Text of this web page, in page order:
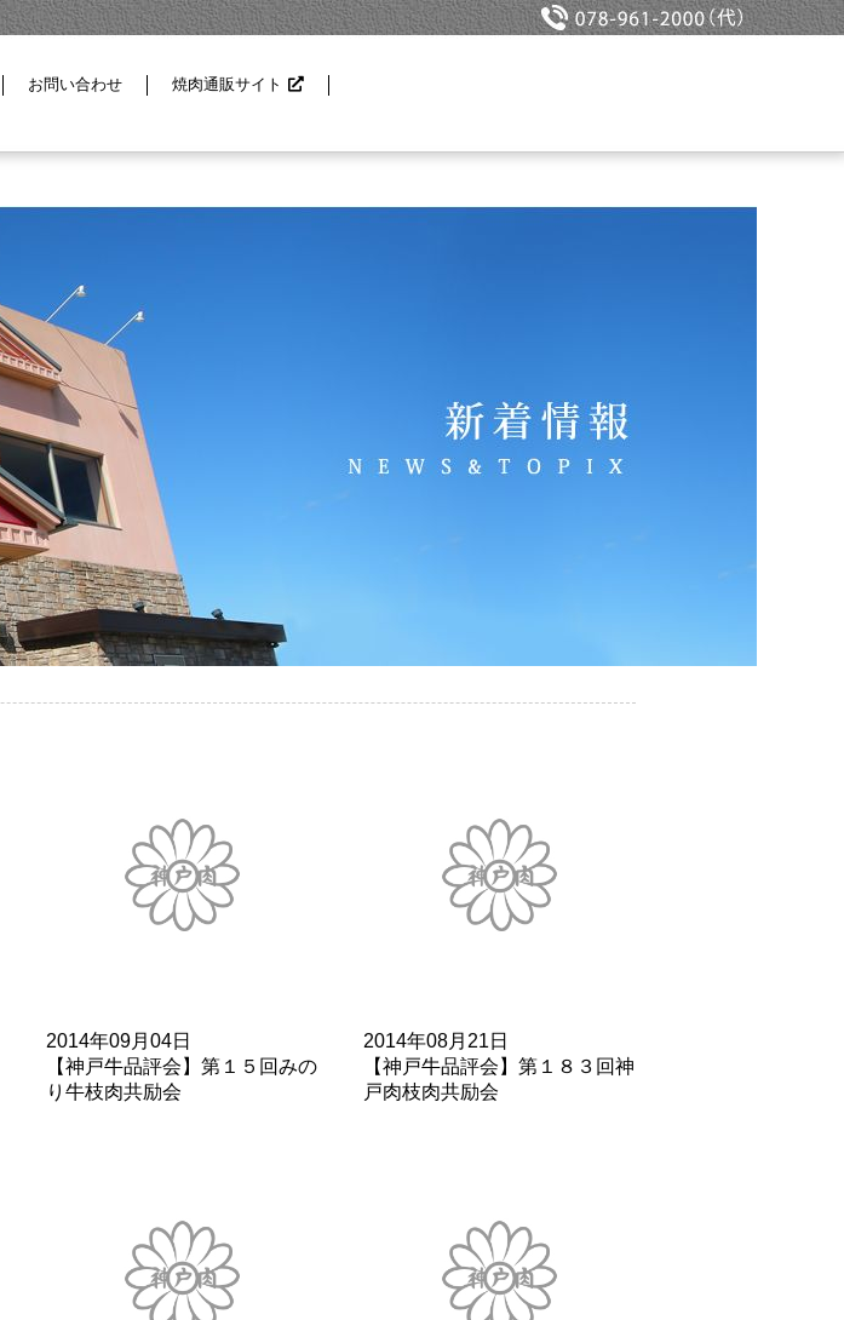
お問い合わせ 焼肉通販サイト
2014年09月04日
【神戸牛品評会】第１５回みの
り牛枝肉共励会
2014年08月21日
【神戸牛品評会】第１８３回神
戸肉枝肉共励会